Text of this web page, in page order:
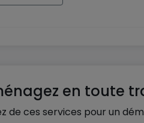
en toute
de ces services pour un